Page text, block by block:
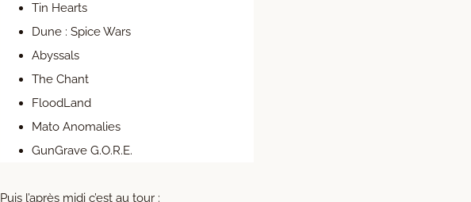
Tin Hearts
Dune : Spice Wars
Abyssals
The Chant
FloodLand
Mato Anomalies
GunGrave G.O.R.E.
Puis l’après midi c’est au tour :